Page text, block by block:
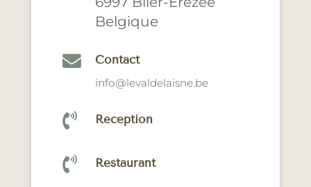
Belgique
 Contact
info@levaldelaisne.be
 Réception
 Restaurant